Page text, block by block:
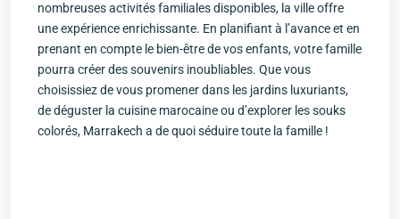
nombreuses ⁤activités familiales disponibles,⁣ la ville offre​
une expérience enrichissante. En planifiant ⁣à‍ l’avance et en
prenant en ⁢compte le bien-être de‌ vos enfants, votre famille
pourra créer⁣ des souvenirs inoubliables. Que vous
choisissiez de vous promener dans les jardins luxuriants,
de⁢ déguster la cuisine marocaine ou d’explorer les souks
colorés, Marrakech a de quoi séduire​ toute la famille !